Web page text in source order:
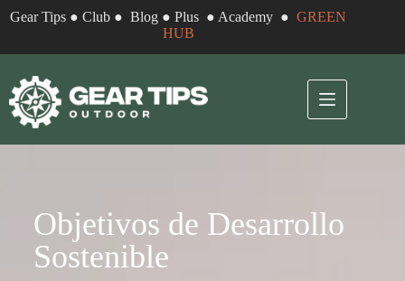
Gear Tips ●Club ●Blog ●Plus ● Academy ●GREEN
HUB
Objetivos de Desarrollo
Sostenible